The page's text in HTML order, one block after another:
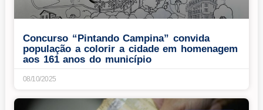
Concurso “Pintando Campina” convida
população a colorir a cidade em homenagem
aos 161 anos do município
08/10/2025